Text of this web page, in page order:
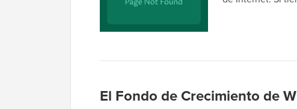
El Fondo de Crecimiento de